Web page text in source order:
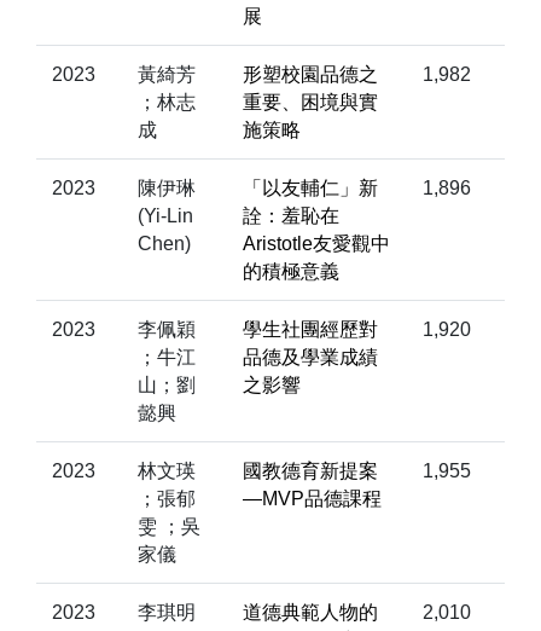
展
2023
黃綺芳
；林志
成
形塑校園品德之
重要、困境與實
施策略
1,982
2023
陳伊琳
(Yi-Lin
Chen)
「以友輔仁」新
詮：羞恥在
Aristotle友愛觀中
的積極意義
1,896
2023
李佩穎
；牛江
山；劉
懿興
學生社團經歷對
品德及學業成績
之影響
1,920
2023
林文瑛
；張郁
雯 ；吳
家儀
國教德育新提案
—MVP品德課程
1,955
2023
李琪明
道德典範人物的
2,010